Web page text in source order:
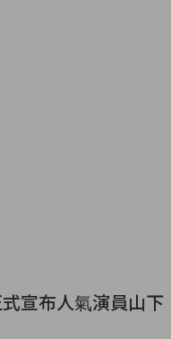
宣布人氣演員山下